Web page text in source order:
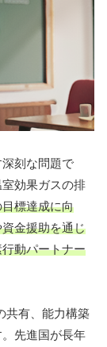
刻な問題で
効果ガスの排
標達成に向
金援助を通じ
動パートナー
共有、能力構築
先進国が長年